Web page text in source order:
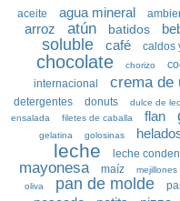
aceite
agua mineral
arroz atún batidos
soluble
café caldos
chocolate chorizo
internacional
crema de
detergentes donuts dulce de
ensalada filetes de caballa flan
gelatina golosinas
leche leche
mayonesa maíz mejillones
oliva
pan de molde